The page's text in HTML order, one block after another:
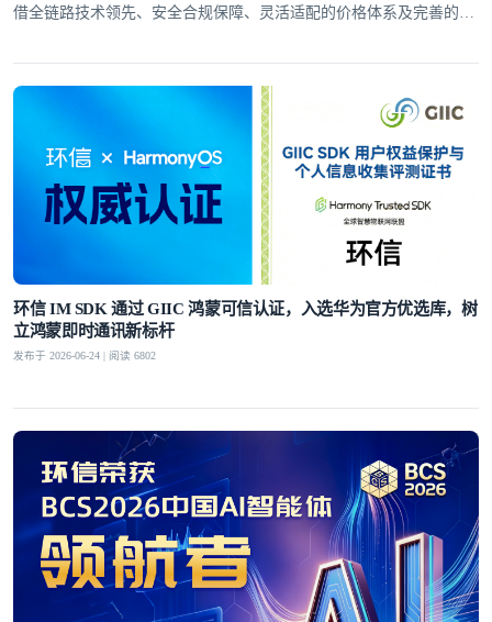
借全链路技术领先、安全合规保障、灵活适配的价格体系及完善的全
环信 IM SDK 通过 GIIC 鸿蒙可信认证，入选华为官方优选库，树
立鸿蒙即时通讯新标杆
发布于 2026-06-24 | 阅读 6802